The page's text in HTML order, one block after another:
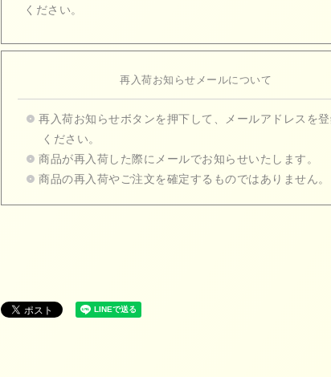
ください。
再入荷お知らせメールについて
再入荷お知らせボタンを押下して、メールアドレスを
ください。
商品が再入荷した際にメールでお知らせいたします。
商品の再入荷やご注文を確定するものではありません。